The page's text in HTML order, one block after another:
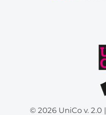
© 2026 UniCo v. 2.0 |